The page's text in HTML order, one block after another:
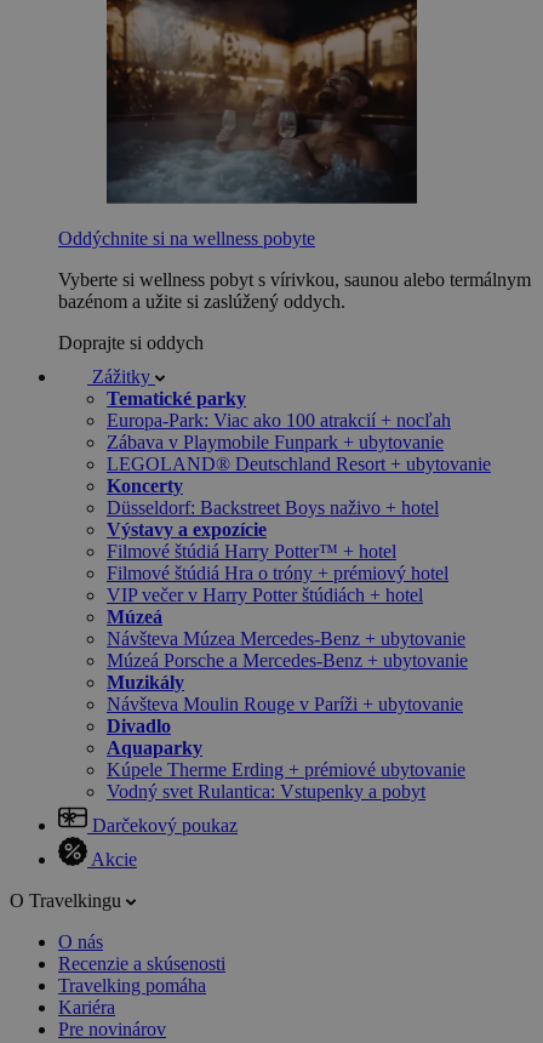
Oddýchnite si na wellness pobyte
Vyberte si wellness pobyt s vírivkou, saunou alebo termálnym
bazénom a užite si zaslúžený oddych.
Doprajte si oddych
Zážitky
Tematické parky
Europa-Park: Viac ako 100 atrakcií + nocľah
Zábava v Playmobile Funpark + ubytovanie
LEGOLAND® Deutschland Resort + ubytovanie
Koncerty
Düsseldorf: Backstreet Boys naživo + hotel
Výstavy a expozície
Filmové štúdiá Harry Potter™ + hotel
Filmové štúdiá Hra o tróny + prémiový hotel
VIP večer v Harry Potter štúdiách + hotel
Múzeá
Návšteva Múzea Mercedes-Benz + ubytovanie
Múzeá Porsche a Mercedes-Benz + ubytovanie
Muzikály
Návšteva Moulin Rouge v Paríži + ubytovanie
Divadlo
Aquaparky
Kúpele Therme Erding + prémiové ubytovanie
Vodný svet Rulantica: Vstupenky a pobyt
Darčekový poukaz
Akcie
O Travelkingu
O nás
Recenzie a skúsenosti
Travelking pomáha
Kariéra
Pre novinárov